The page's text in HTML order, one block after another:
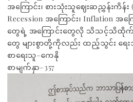
အကြောင်း၊ စားသုံးသူဈေးဆညွှန်းကိန်း
Recession အကြောင်း၊ Inflation အကြ
တွေရဲ့ အကြောင်းတွေလို သိသင့်သိထိုက်စ
တွေ များစွာတို့ကိုလည်း ထည့်သွင်း ရေး
စာရေးသူ–ကေနို
စာမျက်နှာ–357